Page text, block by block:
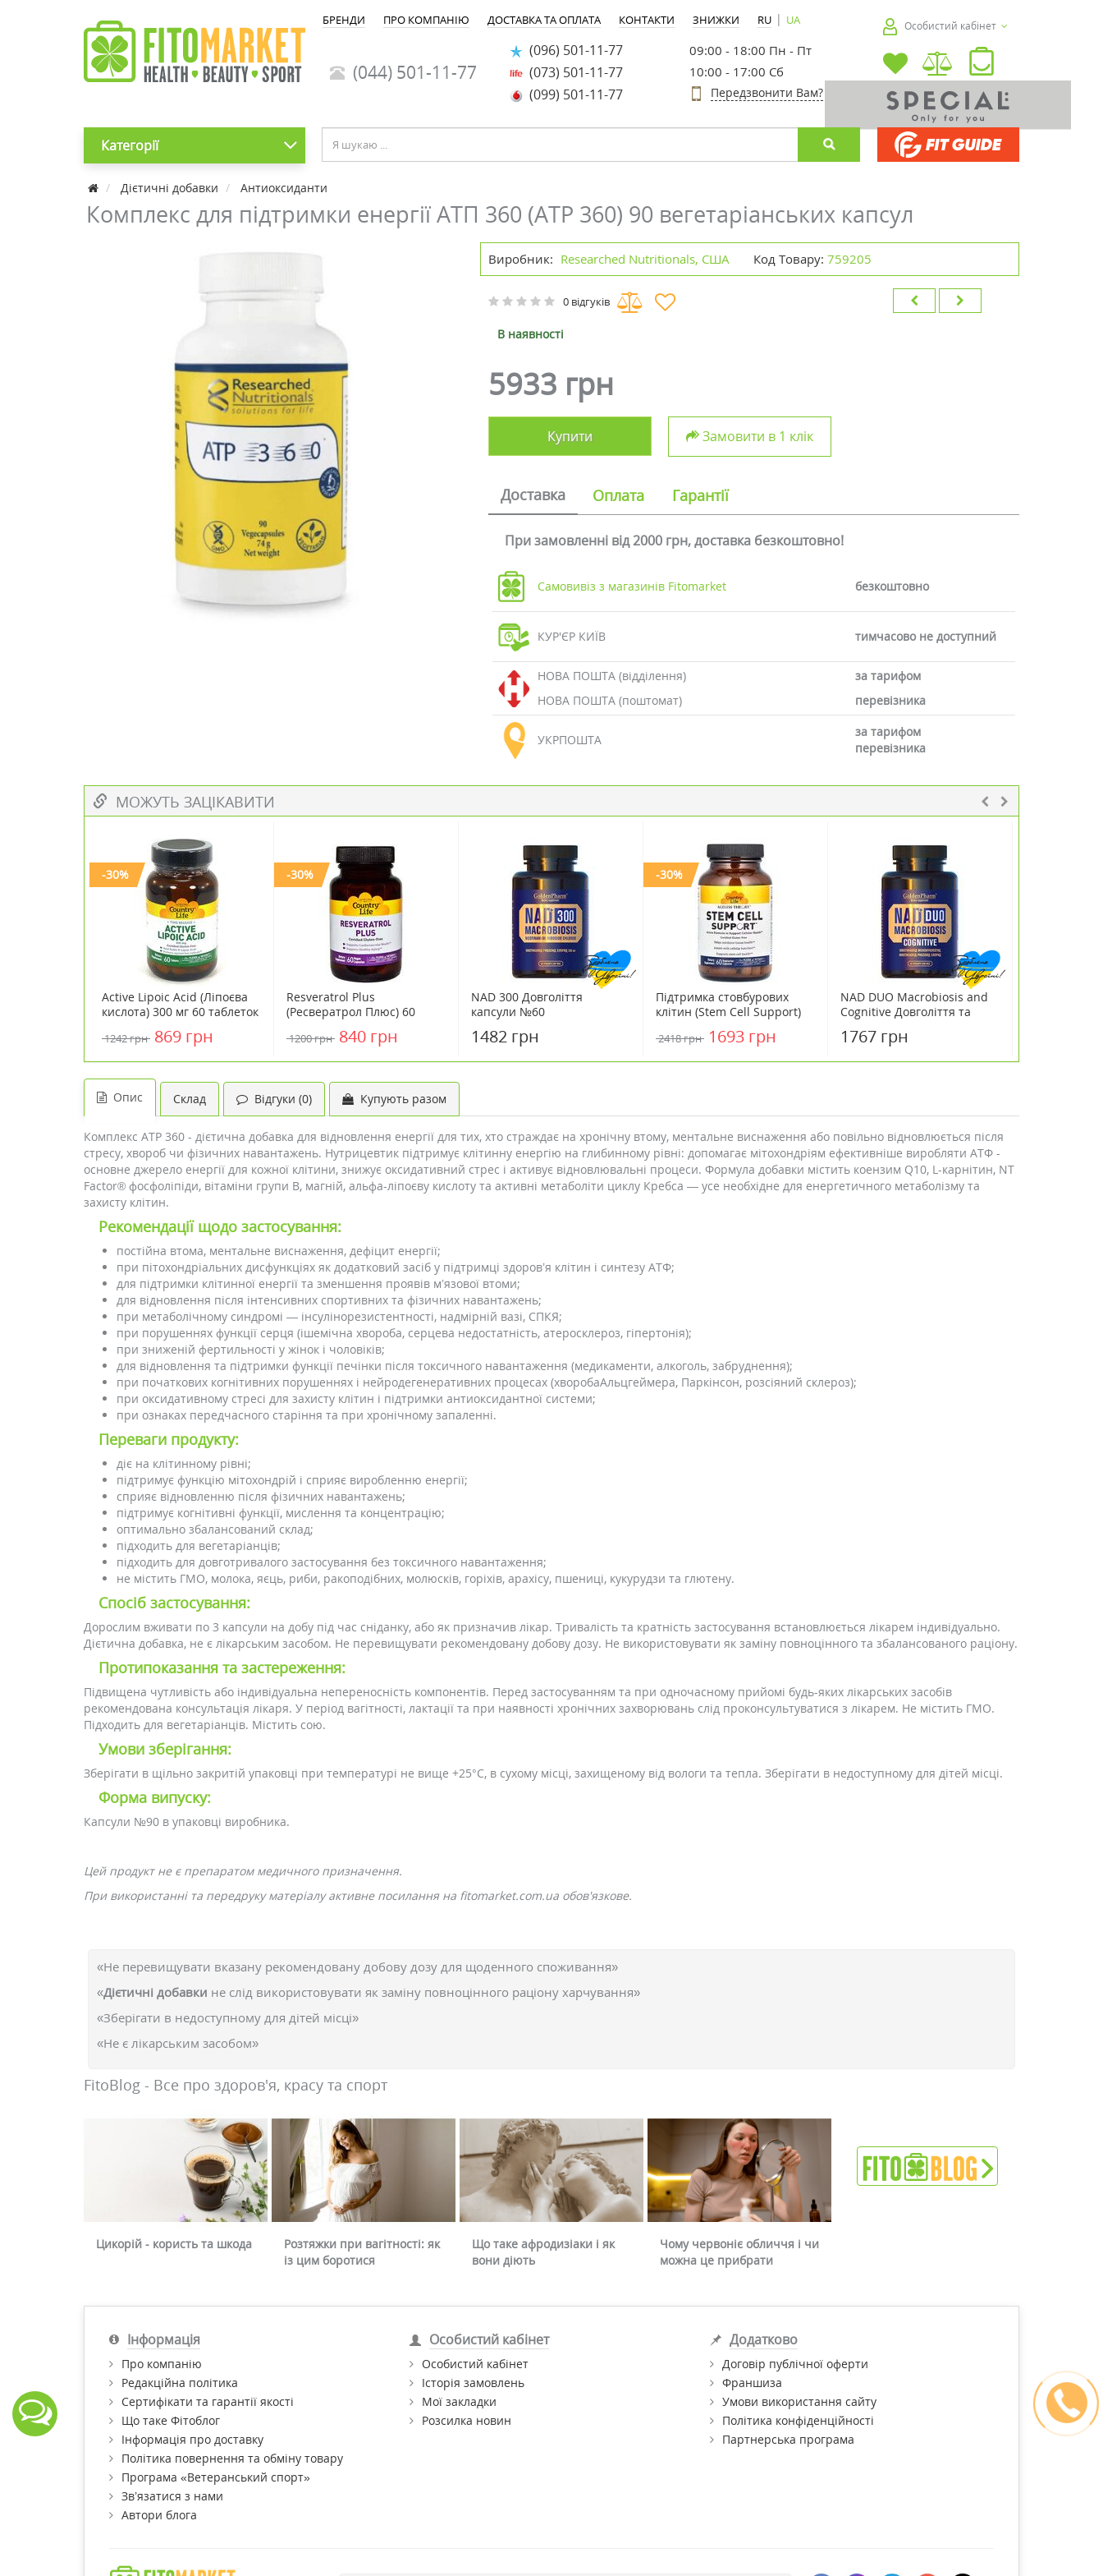
БРЕНДИ ПРО КОМПАНІЮ ДОСТАВКА ТА ОПЛАТА КОНТАКТИ ЗНИЖКИ RU | UA
(044) 501-11-77
(096) 501-11-77
(073) 501-11-77
(099) 501-11-77
09:00 - 18:00 Пн - Пт
10:00 - 17:00 Сб
Передзвонити Вам?
Особистий кабінет
Категорії
Дієтичні добавки Антиоксиданти
Комплекс для підтримки енергії АТП 360 (ATP 360) 90 вегетаріанських капсул
Виробник: Researched Nutritionals, США Код Товару: 759205
0 відгуків
В наявності
5933 грн
Купити Замовити в 1 клік
Доставка Оплата Гарантії
При замовленні від 2000 грн, доставка безкоштовно!
Самовивіз з магазинів Fitomarket безкоштовно
КУР'ЄР КИЇВ тимчасово не доступний
НОВА ПОШТА (відділення)
за тарифом
НОВА ПОШТА (поштомат)
перевізника
УКРПОШТА
за тарифом
перевізника
МОЖУТЬ ЗАЦІКАВИТИ
-30%
Active Lipoic Acid (Ліпоєва
кислота) 300 мг 60 таблеток
Life
1242 грн 869 грн
-30%
Resveratrol Plus
(Ресвератрол Плюс) 60
Country Life
1200 грн 840 грн
NAD 300 Довголіття
капсули №60
1482 грн
-30%
Підтримка стовбурових
клітин (Stem Cell Support)
Life 60 капсул
2418 грн 1693 грн
NAD DUO Macrobiosis and
Cognitive Довголіття та
системи 60 капсул
1767 грн
Опис Склад Відгуки (0) Купують разом
Комплекс ATP 360 - дієтична добавка для відновлення енергії для тих, хто страждає на хронічну втому, ментальне виснаження або повільно відновлюється після
стресу, хвороб чи фізичних навантажень. Нутрицевтик підтримує клітинну енергію на глибинному рівні: допомагає мітохондріям ефективніше виробляти АТФ -
основне джерело енергії для кожної клітини, знижує оксидативний стрес і активує відновлювальні процеси. Формула добавки містить коензим Q10, L-карнітин, NT
Factor® фосфоліпіди, вітаміни групи B, магній, альфа-ліпоєву кислоту та активні метаболіти циклу Кребса — усе необхідне для енергетичного метаболізму та
захисту клітин.
Рекомендації щодо застосування:
постійна втома, ментальне виснаження, дефіцит енергії;
при пітохондріальних дисфункціях як додатковий засіб у підтримці здоров’я клітин і синтезу АТФ;
для підтримки клітинної енергії та зменшення проявів м’язової втоми;
для відновлення після інтенсивних спортивних та фізичних навантажень;
при метаболічному синдромі — інсулінорезистентності, надмірній вазі, СПКЯ;
при порушеннях функції серця (ішемічна хвороба, серцева недостатність, атеросклероз, гіпертонія);
при зниженій фертильності у жінок і чоловіків;
для відновлення та підтримки функції печінки після токсичного навантаження (медикаменти, алкоголь, забруднення);
при початкових когнітивних порушеннях і нейродегенеративних процесах (хворобаАльцгеймера, Паркінсон, розсіяний склероз);
при оксидативному стресі для захисту клітин і підтримки антиоксидантної системи;
при ознаках передчасного старіння та при хронічному запаленні.
Переваги продукту:
діє на клітинному рівні;
підтримує функцію мітохондрій і сприяє виробленню енергії;
сприяє відновленню після фізичних навантажень;
підтримує когнітивні функції, мислення та концентрацію;
оптимально збалансований склад;
підходить для вегетаріанців;
підходить для довготривалого застосування без токсичного навантаження;
не містить ГМО, молока, яєць, риби, ракоподібних, молюсків, горіхів, арахісу, пшениці, кукурудзи та глютену.
Спосіб застосування:
Дорослим вживати по 3 капсули на добу під час сніданку, або як призначив лікар. Тривалість та кратність застосування встановлюється лікарем індивідуально.
Дієтична добавка, не є лікарським засобом. Не перевищувати рекомендовану добову дозу. Не використовувати як заміну повноцінного та збалансованого раціону.
Протипоказання та застереження:
Підвищена чутливість або індивідуальна непереносність компонентів. Перед застосуванням та при одночасному прийомі будь-яких лікарських засобів
рекомендована консультація лікаря. У період вагітності, лактації та при наявності хронічних захворювань слід проконсультуватися з лікарем. Не містить ГМО.
Підходить для вегетаріанців. Містить сою.
Умови зберігання:
Зберігати в щільно закритій упаковці при температурі не вище +25°С, в сухому місці, захищеному від вологи та тепла. Зберігати в недоступному для дітей місці.
Форма випуску:
Капсули №90 в упаковці виробника.
Цей продукт не є препаратом медичного призначення.
При використанні та передруку матеріалу активне посилання на fitomarket.com.ua обов'язкове.
«Не перевищувати вказану рекомендовану добову дозу для щоденного споживання»
«Дієтичні добавки не слід використовувати як заміну повноцінного раціону харчування»
«Зберігати в недоступному для дітей місці»
«Не є лікарським засобом»
FitoBlog - Все про здоров'я, красу та спорт
Цикорій - користь та шкода
Розтяжки при вагітності: як
із цим боротися
Що таке афродизіаки і як
вони діють
Чому червоніє обличчя і чи
можна це прибрати
Інформація
Про компанію
Редакційна політика
Сертифікати та гарантії якості
Що таке Фітоблог
Інформація про доставку
Політика повернення та обміну товару
Програма «Ветеранський спорт»
Зв’язатися з нами
Автори блога
Особистий кабінет
Особистий кабінет
Історія замовлень
Мої закладки
Розсилка новин
Додатково
Договір публічної оферти
Франшиза
Умови використання сайту
Політика конфіденційності
Партнерська програма